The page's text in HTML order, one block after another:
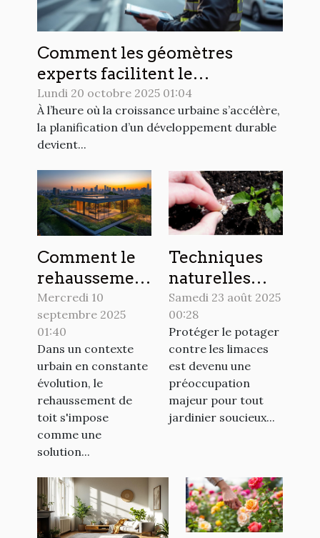
Comment les géomètres
experts facilitent le
développement urbain
durable ?
Lundi 20 octobre 2025 01:04
À l’heure où la croissance urbaine s’accélère,
la planification d’un développement durable
devient...
Comment le
rehaussement
de toit
transforme
l'habitat
urbain ?
Mercredi 10
septembre 2025
01:40
Dans un contexte
urbain en constante
évolution, le
rehaussement de
toit s'impose
comme une
solution...
Techniques
naturelles
pour éloigner
les limaces du
potager ?
Samedi 23 août 2025
00:28
Protéger le potager
contre les limaces
est devenu une
préoccupation
majeur pour tout
jardinier soucieux...